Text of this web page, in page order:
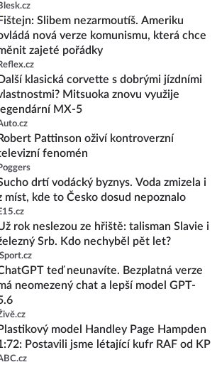
Fištejn: Slibem nezarmoutíš. Ameriku
nová verze komunismu, která chce
zajeté pořádky
Další klasická corvette s dobrými jízdními
Mitsuoka znovu využije
legendární MX-5
Robert Pattinson oživí kontroverzní
fenomén
drtí vodácký byznys. Voda zmizela i
míst, kde to Česko dosud nepoznalo
rok neslezou ze hřiště: talisman Slavie i
Srb. Kdo nechyběl pět let?
teď neunavíte. Bezplatná verze
neomezený chat a lepší model GPT-
Plastikový model Handley Page Hampden
Postavili jsme létající kufr RAF od KP